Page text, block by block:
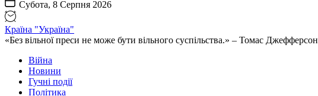
Субота, 8 Серпня 2026
Країна "Україна"
«Без вільної преси не може бути вільного суспільства.» – Томас Джефферсон
Війна
Новини
Гучні події
Політика